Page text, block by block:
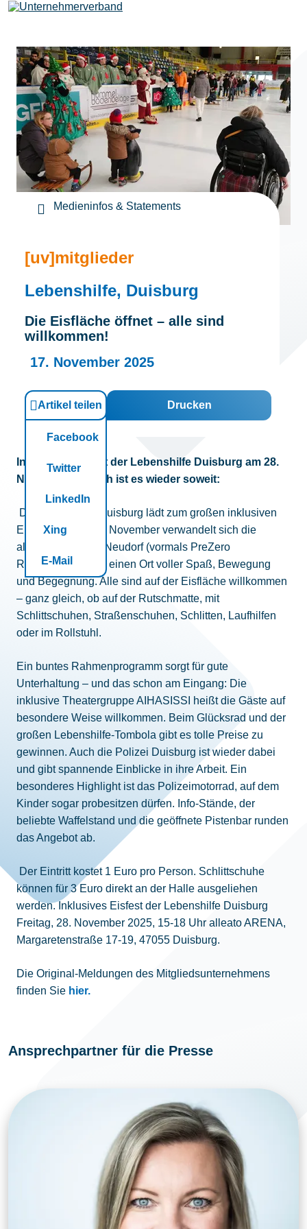
Leistungen
Mitglieder
[uv]campus | Seminare
Verband
Kontakt
Medieninfos & Statements
[uv]mitglieder
Lebenshilfe, Duisburg
Die Eisfläche öffnet – alle sind
willkommen!
17. November 2025
Artikel teilen
Facebook
Twitter
LinkedIn
Xing
E-Mail
Drucken
Inklusives Eisfest der Lebenshilfe Duisburg am 28.
November Endlich ist es wieder soweit:
Die Lebenshilfe Duisburg lädt zum großen inklusiven
Eisfest ein! Am 28. November verwandelt sich die
alleato ARENA in Neudorf (vormals PreZero
Rheinlandhalle) in einen Ort voller Spaß, Bewegung
und Begegnung. Alle sind auf der Eisfläche willkommen
– ganz gleich, ob auf der Rutschmatte, mit
Schlittschuhen, Straßenschuhen, Schlitten, Laufhilfen
oder im Rollstuhl.
Ein buntes Rahmenprogramm sorgt für gute
Unterhaltung – und das schon am Eingang: Die
inklusive Theatergruppe AIHASISSI heißt die Gäste auf
besondere Weise willkommen. Beim Glücksrad und der
großen Lebenshilfe-Tombola gibt es tolle Preise zu
gewinnen. Auch die Polizei Duisburg ist wieder dabei
und gibt spannende Einblicke in ihre Arbeit. Ein
besonderes Highlight ist das Polizeimotorrad, auf dem
Kinder sogar probesitzen dürfen. Info-Stände, der
beliebte Waffelstand und die geöffnete Pistenbar runden
das Angebot ab.
Der Eintritt kostet 1 Euro pro Person. Schlittschuhe
können für 3 Euro direkt an der Halle ausgeliehen
werden. Inklusives Eisfest der Lebenshilfe Duisburg
Freitag, 28. November 2025, 15-18 Uhr alleato ARENA,
Margaretenstraße 17-19, 47055 Duisburg.
Die Original-Meldungen des Mitgliedsunternehmens
finden Sie hier.
Ansprechpartner für die Presse